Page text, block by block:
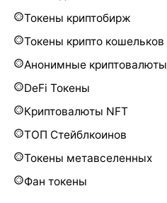
Токены криптобирж
Токены крипто кошельков
Анонимные криптовалюты
DeFi Токены
Криптовалюты NFT
ТОП Стейблкоинов
Токены метавселенных
Фан токены